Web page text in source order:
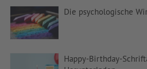
Die psychologische
Happy-Birthday-